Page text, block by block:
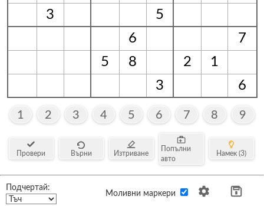
3
5
6
7
5
8 2
1
3
6
1 2 3 4 5 6 7 8 9
Провери Върни Изтриване
Попълни
авто
Намек (3)
Подчертай:
Моливни маркери